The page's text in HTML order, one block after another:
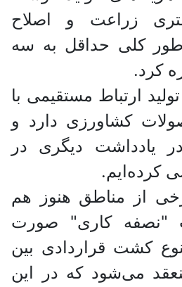
زراعت و اصلاح
کلی حداقل به سه
کرد.
ارتباط مستقیمی با
کشاورزی دارد و
یادداشت دیگری در
کرده‌ایم.
از مناطق هنوز هم
کاری" صورت
کشت قراردادی بین
می‌شود که در این